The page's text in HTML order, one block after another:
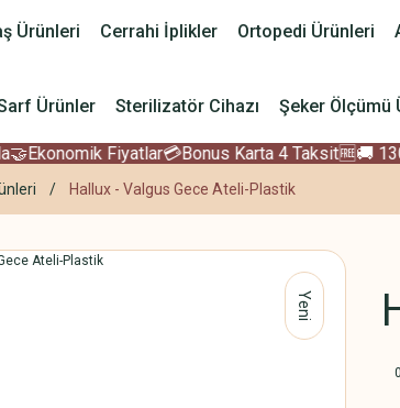
Ürünleri Cerrahi İplikler Ortopedi Ürünleri
Ürünler Sterilizatör Cihazı Şeker Ölçümü
Fiyatlar💳Bonus Karta 4 Taksit🆓🚚
Hallux - Valgus Gece Ateli-Plastik
Yeni